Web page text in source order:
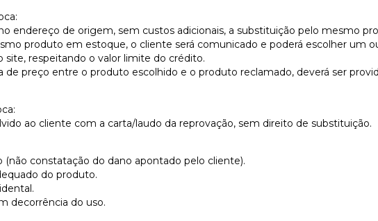
endereço de origem, sem custos adicionais, a substituição pelo mesmo
produto em estoque, o cliente será comunicado e poderá escolher um
site, respeitando o valor limite do crédito.
de preço entre o produto escolhido e o produto reclamado, deverá ser
ao cliente com a carta/laudo da reprovação, sem direito de substituição.
(não constatação do dano apontado pelo cliente).
do produto.
decorrência do uso.